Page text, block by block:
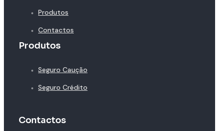
Produtos
Contactos
Produtos
Seguro Caução
Seguro Crédito
Contactos